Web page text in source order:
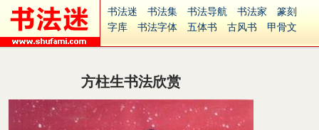
书法迷 书法集 书法导航 书法家
篆刻
字库
书法字体 五体书 古风书
甲骨文
集字
字形 大字
古籍
中医 象棋
起名
印章
字体下载
免费字体 中文字体
方柱生书法欣赏